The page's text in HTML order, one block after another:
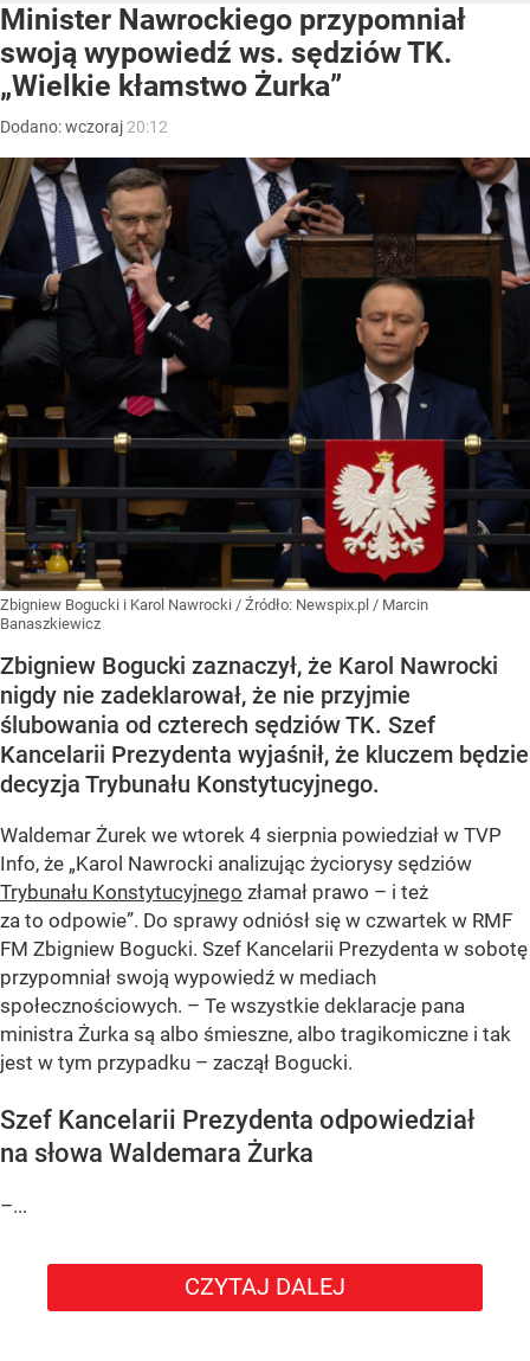
Minister Nawrockiego przypomniał
swoją wypowiedź ws. sędziów TK.
„Wielkie kłamstwo Żurka”
Dodano:wczoraj 20:12
Zbigniew Bogucki i Karol Nawrocki / Źródło: Newspix.pl / Marcin
Banaszkiewicz
Zbigniew Bogucki zaznaczył, że Karol Nawrocki
nigdy nie zadeklarował, że nie przyjmie
ślubowania od czterech sędziów TK. Szef
Kancelarii Prezydenta wyjaśnił, że kluczem będzie
decyzja Trybunału Konstytucyjnego.
Waldemar Żurek we wtorek 4 sierpnia powiedział w TVP
Info, że „Karol Nawrocki analizując życiorysy sędziów
Trybunału Konstytucyjnego złamał prawo – i też
za to odpowie”. Do sprawy odniósł się w czwartek w RMF
FM Zbigniew Bogucki. Szef Kancelarii Prezydenta w sobotę
przypomniał swoją wypowiedź w mediach
społecznościowych. – Te wszystkie deklaracje pana
ministra Żurka są albo śmieszne, albo tragikomiczne i tak
jest w tym przypadku – zaczął Bogucki.
Szef Kancelarii Prezydenta odpowiedział
na słowa Waldemara Żurka
–...
CZYTAJ DALEJ